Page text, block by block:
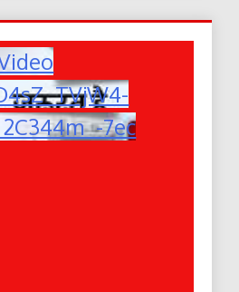
7ec